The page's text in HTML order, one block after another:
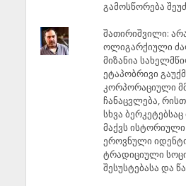
გამოსწორება
შათირიშვილი:
ოლიგარქიული
მიზანია
ეტაპობრივი
კორპორაციული
ჩანაცვლება,
სხვა ბერკეტებსაც
მაქვს ისტორიული
ეროვნული
ტრადიციული
შესუსტებასა და